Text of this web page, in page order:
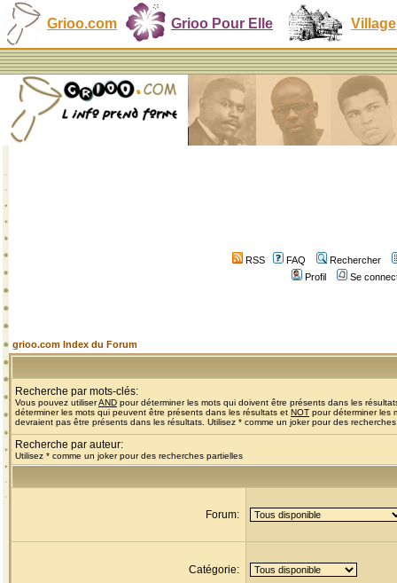
Grioo.com Grioo Pour Elle Village
RSS FAQ
Rechercher
Profil
Se
grioo.com Index du Forum
Recherche par mots-clés:
Vous pouvez utiliserAND pour déterminer les mots qui doivent être présents dans les
déterminer les mots qui peuvent être présents dans les résultats et NOT pour déterminer les
devraient pas être présents dans les résultats. Utilisez * comme un joker pour des
Recherche par auteur:
Utilisez * comme un joker pour des recherches partielles
Forum:
Catégorie: